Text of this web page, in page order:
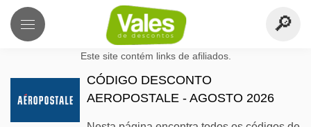
Este site contém links de afiliados.
CÓDIGO DESCONTO
AEROPOSTALE - AGOSTO 2026